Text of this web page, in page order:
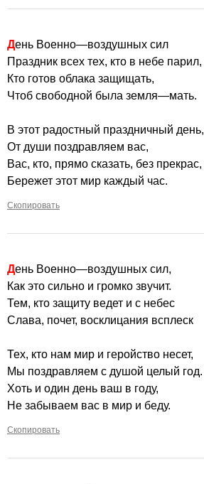
День Военно—воздушных сил
Праздник всех тех, кто в небе парил,
Кто готов облака защищать,
Чтоб свободной была земля—мать.
В этот радостный праздничный день,
От души поздравляем вас,
Вас, кто, прямо сказать, без прекрас,
Бережет этот мир каждый час.
Скопировать
День Военно—воздушных сил,
Как это сильно и громко звучит.
Тем, кто защиту ведет и с небес
Слава, почет, восклицания всплеск
Тех, кто нам мир и геройство несет,
Мы поздравляем с душой целый год.
Хоть и один день ваш в году,
Не забываем вас в мир и беду.
Скопировать